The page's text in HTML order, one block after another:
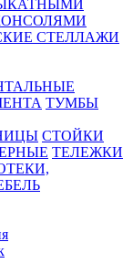
СТЕЛЛАЖИ
ТУМБЫ
СТОЙКИ
ТЕЛЕЖКИ